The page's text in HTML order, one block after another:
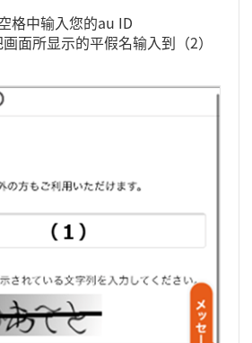
格中输入您的au ID
面所显示的平假名输入到（2）